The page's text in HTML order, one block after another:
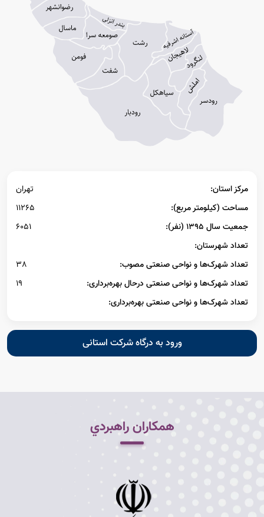
مرکز استان:
تهران
مساحت (کیلومتر مربع):
11265
جمعیت سال ۱۳۹۵ (نفر):
6051
تعداد شهرستان:
تعداد شهرک‌ها و نواحی صنعتی مصوب:
38
تعداد شهرک‌ها و نواحی صنعتی درحال بهره‌برداری:
19
تعداد شهرک‌ها و نواحی صنعتی بهره‌برداری:
ورود به درگاه شرکت استانی
همکاران راهبردي